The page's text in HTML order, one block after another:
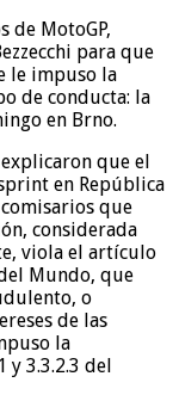
de MotoGP,
para que
le impuso la
de conducta: la
en Brno.
que el
en República
que
considerada
viola el artículo
Mundo, que
o
de las
la
y 3.3.2.3 del